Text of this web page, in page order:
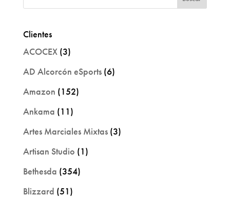
Clientes
ACOCEX(3)
AD Alcorcón eSports(6)
Amazon (152)
Ankama (11)
Artes Marciales Mixtas(3)
Artisan Studio (1)
Bethesda (354)
Blizzard (51)